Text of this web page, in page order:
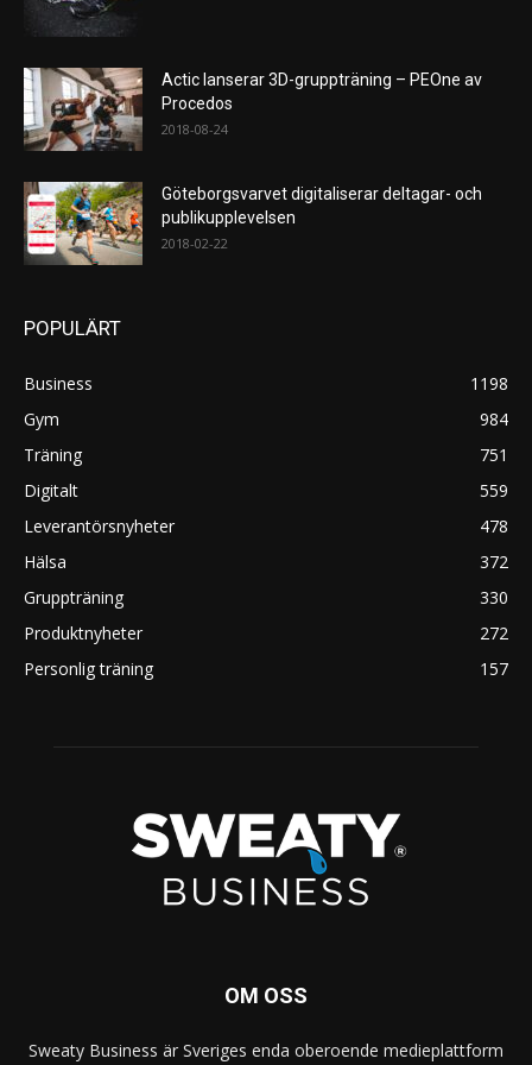
Actic lanserar 3D-gruppträning – PEOne av
Procedos
2018-08-24
Göteborgsvarvet digitaliserar deltagar- och
publikupplevelsen
2018-02-22
POPULÄRT
Business
1198
Gym
984
Träning
751
Digitalt
559
Leverantörsnyheter
478
Hälsa
372
Gruppträning
330
Produktnyheter
272
Personlig träning
157
OM OSS
Sweaty Business är Sveriges enda oberoende medieplattform